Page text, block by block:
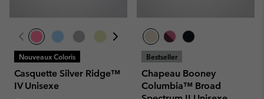
Nouveaux Coloris
Casquette Silver Ridge™
IV Unisexe
Bestseller
Chapeau Booney
Columbia™ Broad